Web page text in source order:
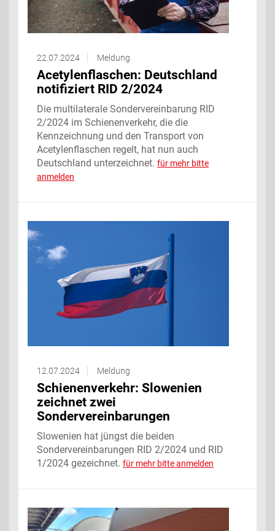
22.07.2024 Meldung
Acetylenflaschen: Deutschland
notifiziert RID 2/2024
Die multilaterale Sondervereinbarung RID
2/2024 im Schienenverkehr, die die
Kennzeichnung und den Transport von
Acetylenflaschen regelt, hat nun auch
Deutschland unterzeichnet. für mehr bitte
anmelden
12.07.2024 Meldung
Schienenverkehr: Slowenien
zeichnet zwei
Sondervereinbarungen
Slowenien hat jüngst die beiden
Sondervereinbarungen RID 2/2024 und RID
1/2024 gezeichnet. für mehr bitte anmelden